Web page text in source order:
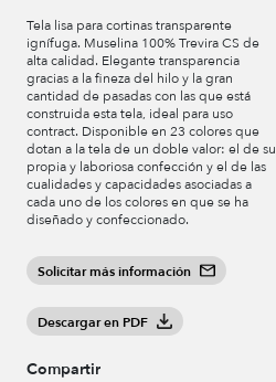
Tela lisa para cortinas transparente
ignífuga. Muselina 100% Trevira CS de
alta calidad. Elegante transparencia
gracias a la fineza del hilo y la gran
cantidad de pasadas con las que está
construida esta tela, ideal para uso
contract. Disponible en 23 colores que
dotan a la tela de un doble valor: el de su
propia y laboriosa confección y el de las
cualidades y capacidades asociadas a
cada uno de los colores en que se ha
diseñado y confeccionado.
Solicitar más información
Descargar en PDF
Compartir